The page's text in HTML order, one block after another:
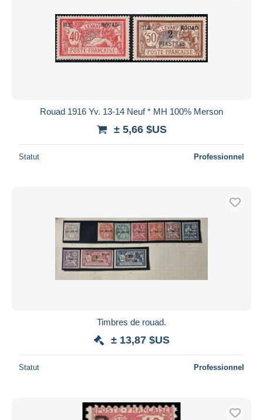
Rouad 1916 Yv. 13-14 Neuf * MH 100% Merson
± 5,66 $US
Statut Professionnel
Timbres de rouad.
± 13,87 $US
Statut Professionnel